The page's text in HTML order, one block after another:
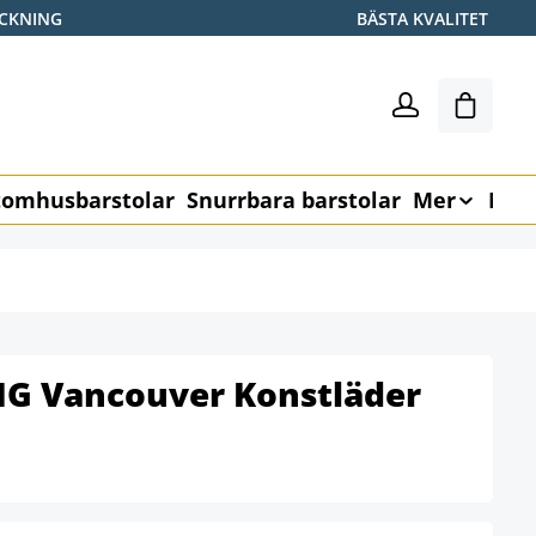
BÄSTA KVALITET
Snurrbara barstolar Mer
Vancouver Konstläder